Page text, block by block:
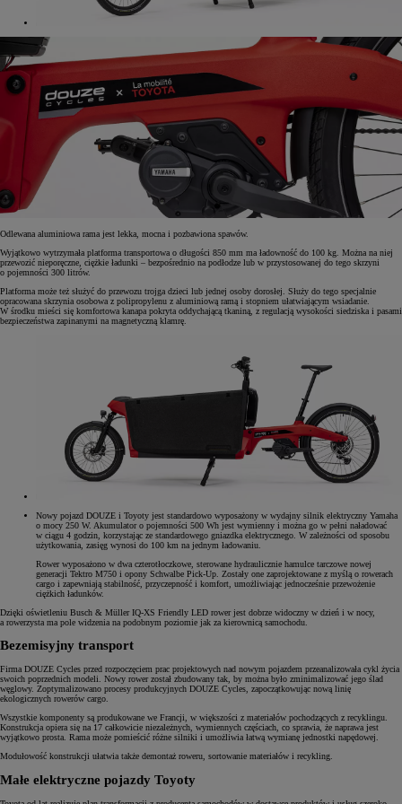
Odlewana aluminiowa rama jest lekka, mocna i pozbawiona spawów.
Wyjątkowo wytrzymała platforma transportowa o długości 850 mm ma ładowność do 100 kg. Można na niej
przewozić nieporęczne, ciężkie ładunki – bezpośrednio na podłodze lub w przystosowanej do tego skrzyni
o pojemności 300 litrów.
Platforma może też służyć do przewozu trojga dzieci lub jednej osoby dorosłej. Służy do tego specjalnie
opracowana skrzynia osobowa z polipropylenu z aluminiową ramą i stopniem ułatwiającym wsiadanie.
W środku mieści się komfortowa kanapa pokryta oddychającą tkaniną, z regulacją wysokości siedziska i pasami
bezpieczeństwa zapinanymi na magnetyczną klamrę.
Nowy pojazd DOUZE i Toyoty jest standardowo wyposażony w wydajny silnik elektryczny Yamaha
o mocy 250 W. Akumulator o pojemności 500 Wh jest wymienny i można go w pełni naładować
w ciągu 4 godzin, korzystając ze standardowego gniazdka elektrycznego. W zależności od sposobu
użytkowania, zasięg wynosi do 100 km na jednym ładowaniu.
Rower wyposażono w dwa czterotłoczkowe, sterowane hydraulicznie hamulce tarczowe nowej
generacji Tektro M750 i opony Schwalbe Pick-Up. Zostały one zaprojektowane z myślą o rowerach
cargo i zapewniają stabilność, przyczepność i komfort, umożliwiając jednocześnie przewożenie
ciężkich ładunków.
Dzięki oświetleniu Busch & Müller IQ-XS Friendly LED rower jest dobrze widoczny w dzień i w nocy,
a rowerzysta ma pole widzenia na podobnym poziomie jak za kierownicą samochodu.
Bezemisyjny transport
Firma DOUZE Cycles przed rozpoczęciem prac projektowych nad nowym pojazdem przeanalizowała cykl życia
swoich poprzednich modeli. Nowy rower został zbudowany tak, by można było zminimalizować jego ślad
węglowy. Zoptymalizowano procesy produkcyjnych DOUZE Cycles, zapoczątkowując nową linię
ekologicznych rowerów cargo.
Wszystkie komponenty są produkowane we Francji, w większości z materiałów pochodzących z recyklingu.
Konstrukcja opiera się na 17 całkowicie niezależnych, wymiennych częściach, co sprawia, że naprawa jest
wyjątkowo prosta. Rama może pomieścić różne silniki i umożliwia łatwą wymianę jednostki napędowej.
Modułowość konstrukcji ułatwia także demontaż roweru, sortowanie materiałów i recykling.
Małe elektryczne pojazdy Toyoty